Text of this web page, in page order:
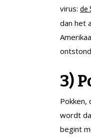
virus: de
dan het
3)
Pokken,
wordt
begint